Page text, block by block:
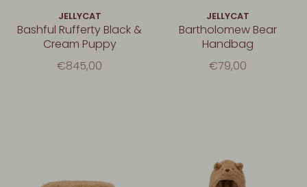
JELLYCAT
Bashful Rufferty Black &
Cream Puppy
€845,00
JELLYCAT
Bartholomew Bear
Handbag
€79,00